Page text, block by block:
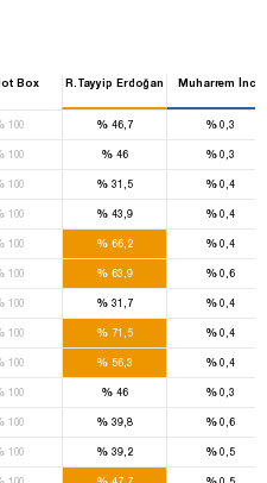
Box R.Tayyip Erdoğan Muharrem İnce
100 % 46,7 %0,3
100 % 46 %0,3
100 % 31,5 %0,4
100 % 43,9 %0,4
100 % 66,2 %0,4
100 % 63,9 %0,6
100 % 31,7 %0,4
100 % 71,5 %0,4
100 % 56,3 %0,4
100 % 46 %0,3
100 % 39,8 %0,6
100 % 39,2 %0,5